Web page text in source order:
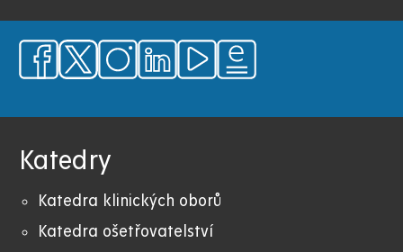
Katedry
Katedra klinických oborů
Katedra ošetřovatelství